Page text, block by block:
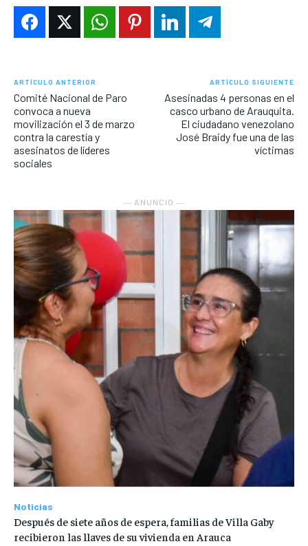
ARTÍCULO ANTERIOR
Comité Nacional de Paro
convoca a nueva
movilización el 3 de marzo
contra la carestía y
asesinatos de líderes
sociales
ARTÍCULO SIGUIENTE
Asesinadas 4 personas en el
casco urbano de Arauquita.
El ciudadano venezolano
José Braidy fue una de las
víctimas
― ANUNCIO ―
Noticias
Después de siete años de espera, familias de Villa Gaby
recibieron las llaves de su vivienda en Arauca